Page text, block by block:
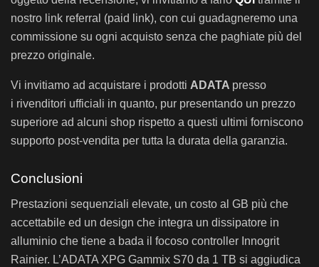
nostro link referral (paid link), con cui guadagneremo una
commissione su ogni acquisto senza che paghiate più del
prezzo originale.
Vi invitiamo ad acquistare i prodotti ADATA presso
i rivenditori ufficiali in quanto, pur presentando un prezzo
superiore ad alcuni shop rispetto a questi ultimi forniscono
supporto post-vendita per tutta la durata della garanzia.
Conclusioni
Prestazioni sequenziali elevate, un costo al GB più che
accettabile ed un design che integra un dissipatore in
alluminio che tiene a bada il focoso controller Innogrit
Rainier. L’ADATA XPG Gammix S70 da 1 TB si aggiudica